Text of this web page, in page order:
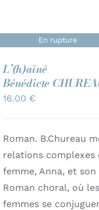
En rupture
L’(h)aîné
Bénédicte
16.00 €
Roman. B.Chureau
relations complexes
femme, Anna, et son
Roman choral, où
femmes se